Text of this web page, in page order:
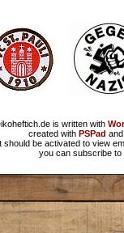
is written with
created with PSPad
should be activated to view
you can subscribe